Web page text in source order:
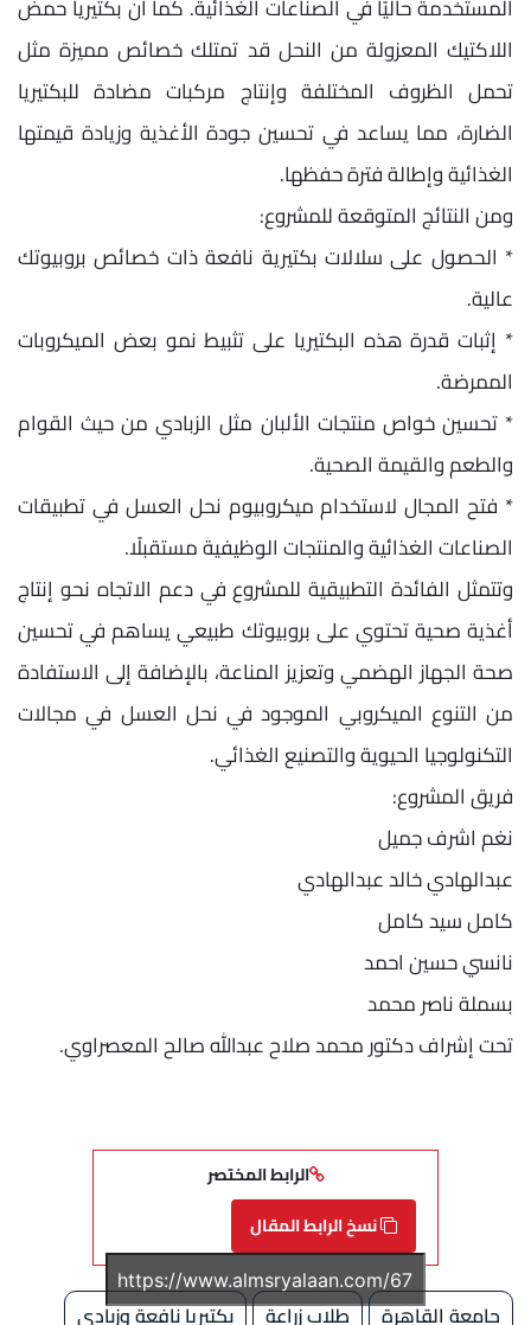
المستخدمة حاليًا في الصناعات الغذائية. كما أن بكتيريا حمض
اللاكتيك المعزولة من النحل قد تمتلك خصائص مميزة مثل
تحمل الظروف المختلفة وإنتاج مركبات مضادة للبكتيريا
الضارة، مما يساعد في تحسين جودة الأغذية وزيادة قيمتها
الغذائية وإطالة فترة حفظها.
ومن النتائج المتوقعة للمشروع:
* الحصول على سلالات بكتيرية نافعة ذات خصائص بروبيوتك
عالية.
* إثبات قدرة هذه البكتيريا على تثبيط نمو بعض الميكروبات
الممرضة.
* تحسين خواص منتجات الألبان مثل الزبادي من حيث القوام
والطعم والقيمة الصحية.
* فتح المجال لاستخدام ميكروبيوم نحل العسل في تطبيقات
الصناعات الغذائية والمنتجات الوظيفية مستقبلًا.
وتتمثل الفائدة التطبيقية للمشروع في دعم الاتجاه نحو إنتاج
أغذية صحية تحتوي على بروبيوتك طبيعي يساهم في تحسين
صحة الجهاز الهضمي وتعزيز المناعة، بالإضافة إلى الاستفادة
من التنوع الميكروبي الموجود في نحل العسل في مجالات
التكنولوجيا الحيوية والتصنيع الغذائي.
فريق المشروع:
نغم اشرف جميل
عبدالهادي خالد عبدالهادي
كامل سيد كامل
نانسي حسين احمد
بسملة ناصر محمد
تحت إشراف دكتور محمد صلاح عبدالله صالح المعصراوي.
الرابط المختصر
نسخ الرابط المقال
جامعة القاهرة طلاب زراعة بكتيريا نافعة وزبادي